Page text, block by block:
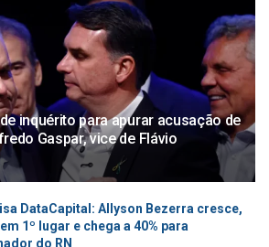
inquérito para apurar acusação de
Gaspar, vice de Flávio
DataCapital: Allyson Bezerra cresce,
1º lugar e chega a 40% para
do RN